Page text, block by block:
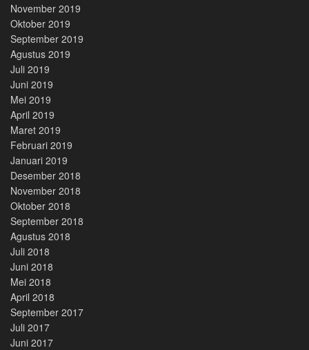
November 2019
Oktober 2019
September 2019
Agustus 2019
Juli 2019
Juni 2019
Mei 2019
April 2019
Maret 2019
Februari 2019
Januari 2019
Desember 2018
November 2018
Oktober 2018
September 2018
Agustus 2018
Juli 2018
Juni 2018
Mei 2018
April 2018
September 2017
Juli 2017
Juni 2017